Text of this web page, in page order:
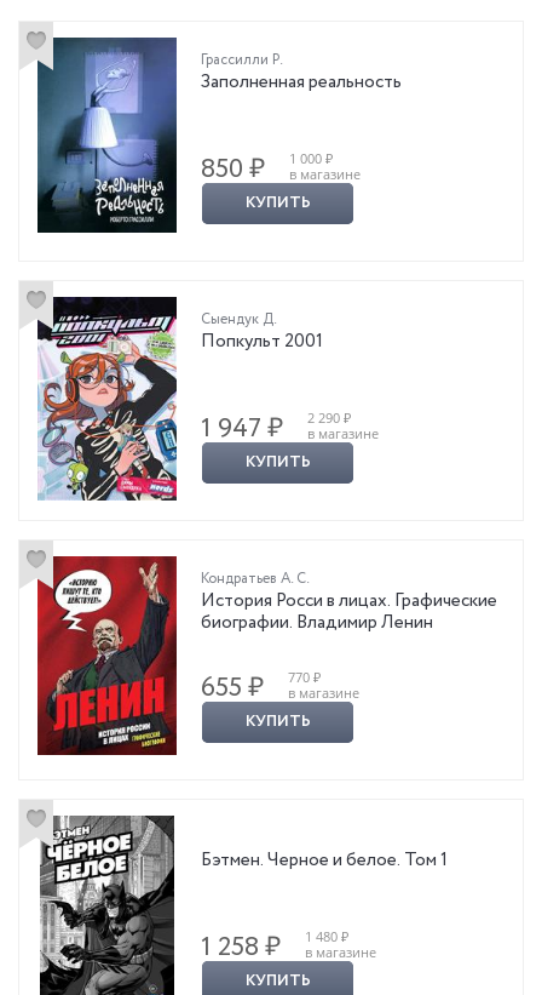
Грассилли Р.
Заполненная реальность
850 ₽
1 000 ₽
в магазине
КУПИТЬ
Сыендук Д.
Попкульт 2001
1 947 ₽
2 290 ₽
в магазине
КУПИТЬ
Кондратьев А. С.
История Росси в лицах. Графические
биографии. Владимир Ленин
655 ₽
770 ₽
в магазине
КУПИТЬ
Бэтмен. Черное и белое. Том 1
1 258 ₽
1 480 ₽
в магазине
КУПИТЬ